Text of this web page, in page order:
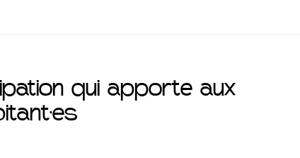
qui apporte aux